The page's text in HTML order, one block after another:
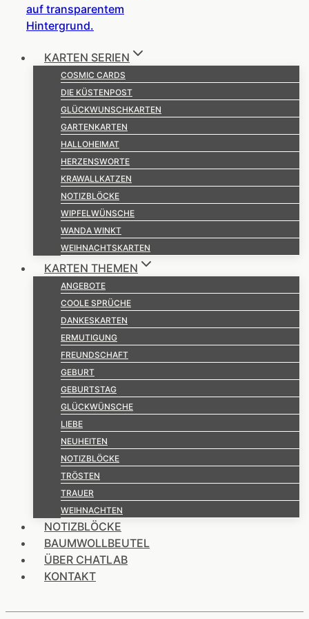
KARTEN SERIEN
COSMIC CARDS
DIE KÜSTENPOST
GLÜCKWUNSCHKARTEN
GARTENKARTEN
HALLOHEIMAT
HERZENSWORTE
KRAWALLKATZEN
NOTIZBLÖCKE
WIPFELWÜNSCHE
WANDA WINKT
WEIHNACHTSKARTEN
KARTEN THEMEN
ANGEBOTE
COOLE SPRÜCHE
DANKESKARTEN
ERMUTIGUNG
FREUNDSCHAFT
GEBURT
GEBURTSTAG
GLÜCKWÜNSCHE
LIEBE
NEUHEITEN
NOTIZBLÖCKE
TRÖSTEN
TRAUER
WEIHNACHTEN
NOTIZBLÖCKE
BAUMWOLLBEUTEL
ÜBER CHATLAB
KONTAKT